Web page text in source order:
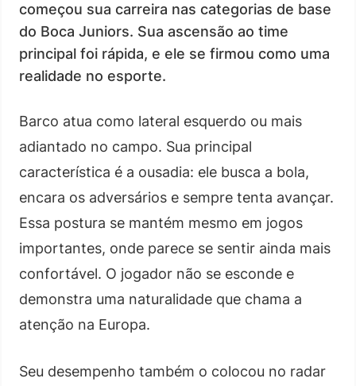
começou sua carreira nas categorias de base
do Boca Juniors. Sua ascensão ao time
principal foi rápida, e ele se firmou como uma
realidade no esporte.
Barco atua como lateral esquerdo ou mais
adiantado no campo. Sua principal
característica é a ousadia: ele busca a bola,
encara os adversários e sempre tenta avançar.
Essa postura se mantém mesmo em jogos
importantes, onde parece se sentir ainda mais
confortável. O jogador não se esconde e
demonstra uma naturalidade que chama a
atenção na Europa.
Seu desempenho também o colocou no radar